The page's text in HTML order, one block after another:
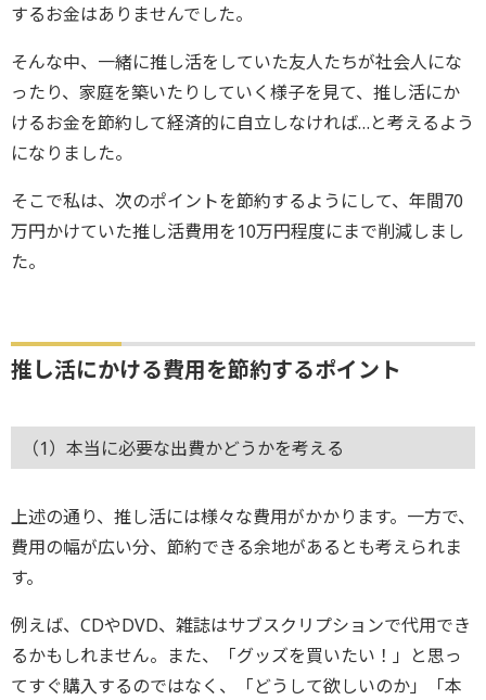
するお金はありませんでした。
そんな中、一緒に推し活をしていた友人たちが社会人にな
ったり、家庭を築いたりしていく様子を見て、推し活にか
けるお金を節約して経済的に自立しなければ…と考えるよう
になりました。
そこで私は、次のポイントを節約するようにして、年間70
万円かけていた推し活費用を10万円程度にまで削減しまし
た。
推し活にかける費用を節約するポイント
（1）本当に必要な出費かどうかを考える
上述の通り、推し活には様々な費用がかかります。一方で、
費用の幅が広い分、節約できる余地があるとも考えられま
す。
例えば、CDやDVD、雑誌はサブスクリプションで代用でき
るかもしれません。また、「グッズを買いたい！」と思っ
てすぐ購入するのではなく、「どうして欲しいのか」「本